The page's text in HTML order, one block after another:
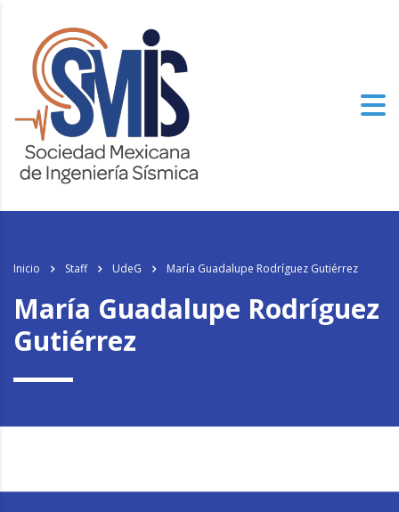
Inicio Staff UdeG María Guadalupe Rodríguez Gutiérrez
María Guadalupe Rodríguez
Gutiérrez